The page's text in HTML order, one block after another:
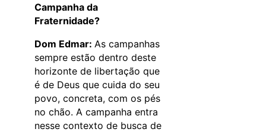
Campanha da
Fraternidade?
Dom Edmar: As campanhas
sempre estão dentro deste
horizonte de libertação que
é de Deus que cuida do seu
povo, concreta, com os pés
no chão. A campanha entra
nesse contexto de busca de